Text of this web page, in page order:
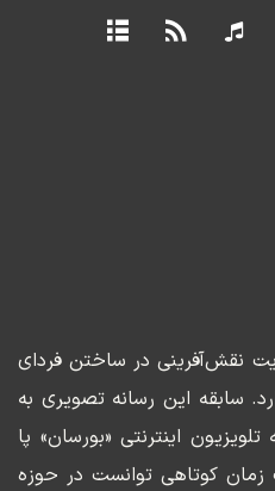
نقش‌آفرینی در ساختن فردای
سابقه این رسانه تصویری به
که تلویزیون اینترنتی «بورسان» پا
کوتاهی توانست در حوزه